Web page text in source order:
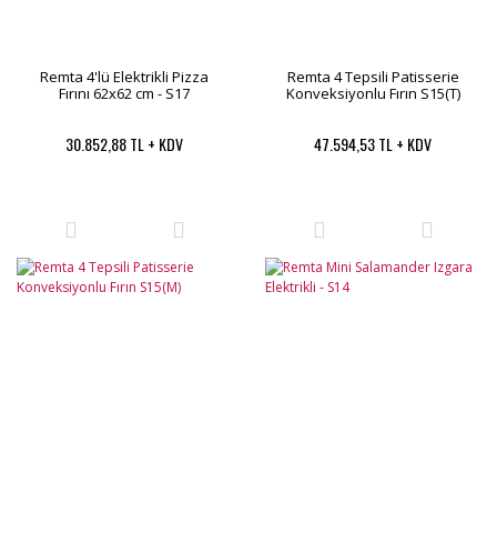
Remta 4'lü Elektrikli Pizza
Fırını 62x62 cm - S17
30.852,88 TL + KDV
Remta 4 Tepsili Patisserie
Konveksiyonlu Fırın S15(T)
47.594,53 TL + KDV